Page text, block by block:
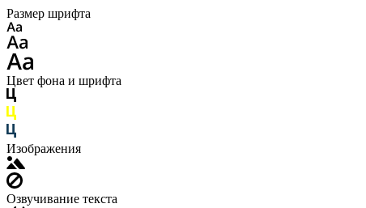
Размер шрифта
Цвет фона и шрифта
Изображения
Озвучивание текста